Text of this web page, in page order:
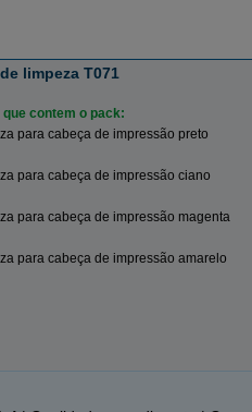
limpeza T071
contem o pack:
para cabeça de impressão preto
para cabeça de impressão ciano
para cabeça de impressão magenta
para cabeça de impressão amarelo